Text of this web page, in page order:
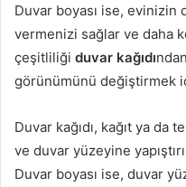
Duvar boyası ise, evinizin
vermenizi sağlar ve daha
çeşitliliği duvar kağıdı
görünümünü değiştirmek
Duvar kağıdı, kağıt ya
ve duvar yüzeyine
Duvar boyası ise, duvar